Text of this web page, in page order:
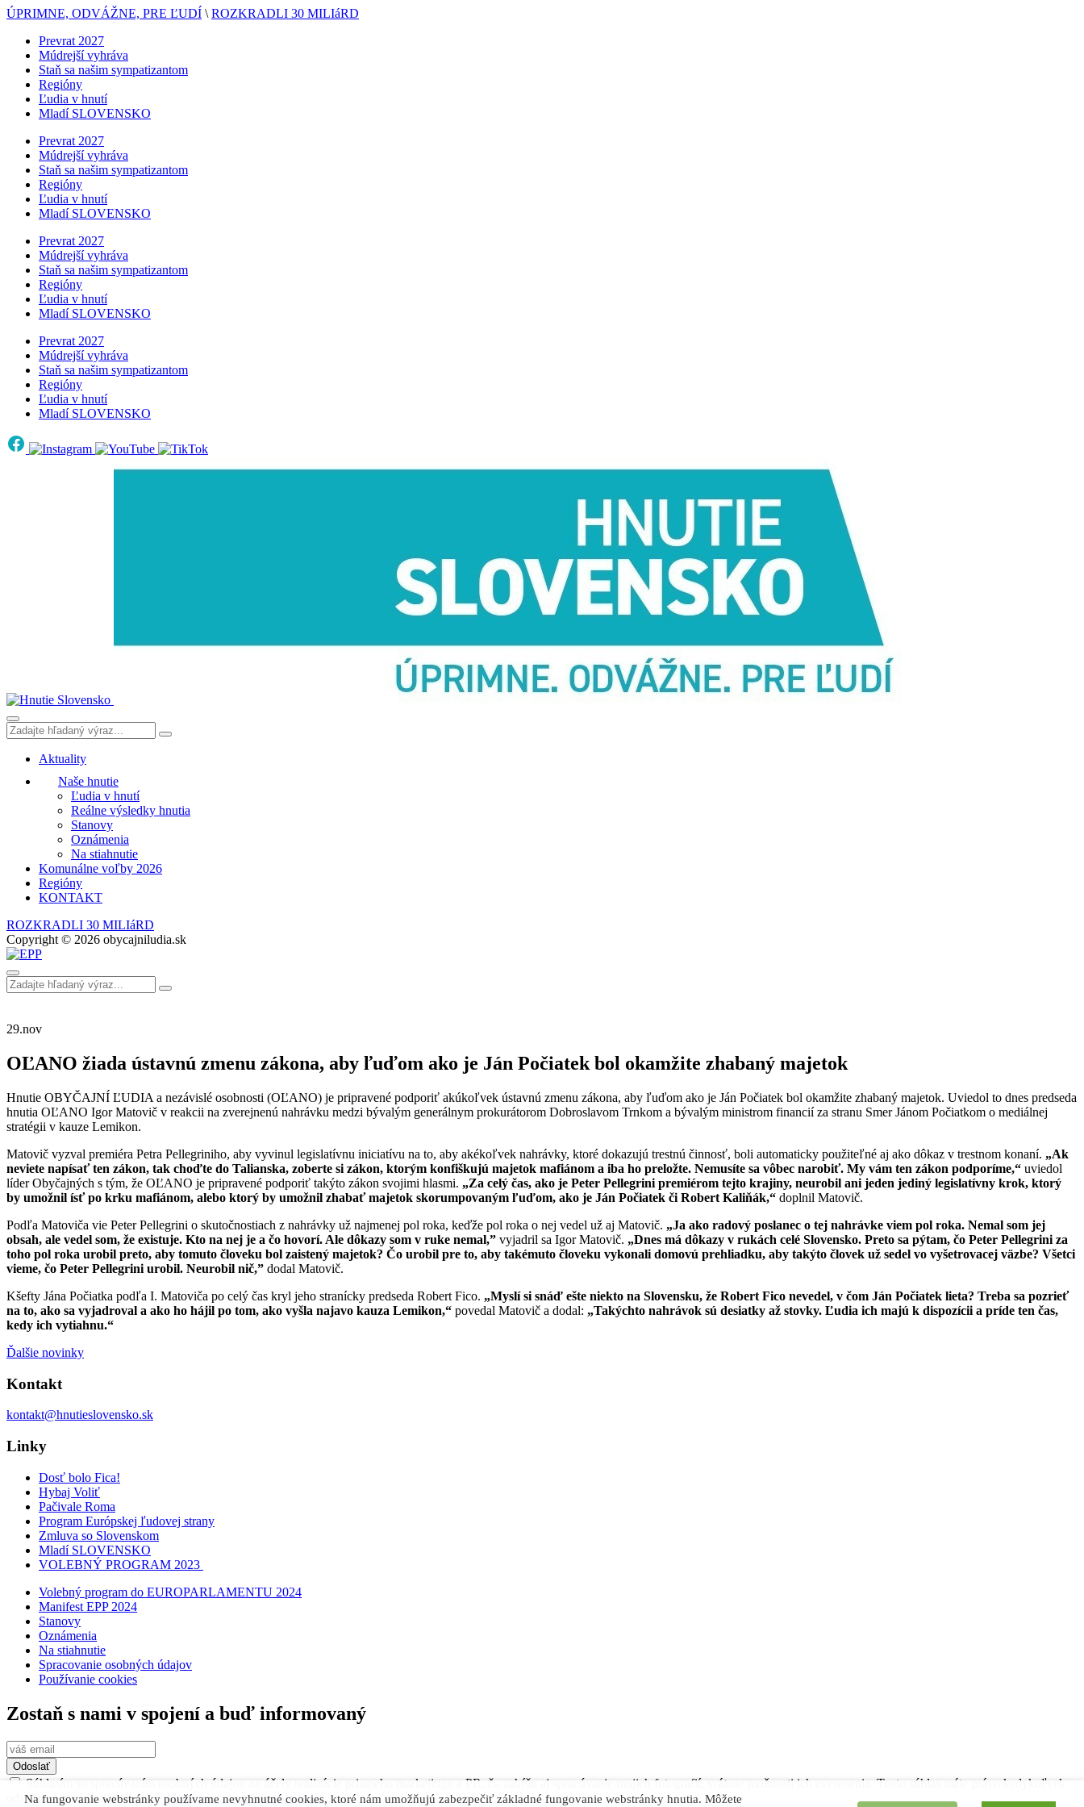
ÚPRIMNE, ODVÁŽNE, PRE ĽUDÍ \ ROZKRADLI 30 MILIáRD
Prevrat 2027
Múdrejší vyhráva
Staň sa našim sympatizantom
Regióny
Ľudia v hnutí
Mladí SLOVENSKO
Prevrat 2027
Múdrejší vyhráva
Staň sa našim sympatizantom
Regióny
Ľudia v hnutí
Mladí SLOVENSKO
Prevrat 2027
Múdrejší vyhráva
Staň sa našim sympatizantom
Regióny
Ľudia v hnutí
Mladí SLOVENSKO
Prevrat 2027
Múdrejší vyhráva
Staň sa našim sympatizantom
Regióny
Ľudia v hnutí
Mladí SLOVENSKO
Aktuality
Naše hnutie
Ľudia v hnutí
Reálne výsledky hnutia
Stanovy
Oznámenia
Na stiahnutie
Komunálne voľby 2026
Regióny
KONTAKT
ROZKRADLI 30 MILIáRD
Copyright © 2026 obycajniludia.sk
29.nov
OĽANO žiada ústavnú zmenu zákona, aby ľuďom ako je Ján Počiatek bol okamžite zhabaný majetok
Hnutie OBYČAJNÍ ĽUDIA a nezávislé osobnosti (OĽANO) je pripravené podporiť akúkoľvek ústavnú zmenu zákona, aby ľuďom ako je Ján Počiatek bol okamžite zhabaný majetok. Uviedol to dnes predseda
hnutia OĽANO Igor Matovič v reakcii na zverejnenú nahrávku medzi bývalým generálnym prokurátorom Dobroslavom Trnkom a bývalým ministrom financií za stranu Smer Jánom Počiatkom o mediálnej
stratégii v kauze Lemikon.
Matovič vyzval premiéra Petra Pellegriniho, aby vyvinul legislatívnu iniciatívu na to, aby akékoľvek nahrávky, ktoré dokazujú trestnú činnosť, boli automaticky použiteľné aj ako dôkaz v trestnom konaní. „Ak
neviete napísať ten zákon, tak choďte do Talianska, zoberte si zákon, ktorým konfiškujú majetok mafiánom a iba ho preložte. Nemusíte sa vôbec narobiť. My vám ten zákon podporíme,“ uviedol
líder Obyčajných s tým, že OĽANO je pripravené podporiť takýto zákon svojimi hlasmi. „Za celý čas, ako je Peter Pellegrini premiérom tejto krajiny, neurobil ani jeden jediný legislatívny krok, ktorý
by umožnil ísť po krku mafiánom, alebo ktorý by umožnil zhabať majetok skorumpovaným ľuďom, ako je Ján Počiatek či Robert Kaliňák,“ doplnil Matovič.
Podľa Matoviča vie Peter Pellegrini o skutočnostiach z nahrávky už najmenej pol roka, keďže pol roka o nej vedel už aj Matovič. „Ja ako radový poslanec o tej nahrávke viem pol roka. Nemal som jej
obsah, ale vedel som, že existuje. Kto na nej je a čo hovorí. Ale dôkazy som v ruke nemal,” vyjadril sa Igor Matovič. „Dnes má dôkazy v rukách celé Slovensko. Preto sa pýtam, čo Peter Pellegrini za
toho pol roka urobil preto, aby tomuto človeku bol zaistený majetok? Čo urobil pre to, aby takémuto človeku vykonali domovú prehliadku, aby takýto človek už sedel vo vyšetrovacej väzbe? Všetci
vieme, čo Peter Pellegrini urobil. Neurobil nič,” dodal Matovič.
Kšefty Jána Počiatka podľa I. Matoviča po celý čas kryl jeho stranícky predseda Robert Fico. „Myslí si snáď ešte niekto na Slovensku, že Robert Fico nevedel, v čom Ján Počiatek lieta? Treba sa pozrieť
na to, ako sa vyjadroval a ako ho hájil po tom, ako vyšla najavo kauza Lemikon,“ povedal Matovič a dodal: „Takýchto nahrávok sú desiatky až stovky. Ľudia ich majú k dispozícii a príde ten čas,
kedy ich vytiahnu.“
Ďalšie novinky
Kontakt
kontakt@hnutieslovensko.sk
Linky
Dosť bolo Fica!
Hybaj Voliť
Pačivale Roma
Program Európskej ľudovej strany
Zmluva so Slovenskom
Mladí SLOVENSKO
VOLEBNÝ PROGRAM 2023
Volebný program do EUROPARLAMENTU 2024
Manifest EPP 2024
Stanovy
Oznámenia
Na stiahnutie
Spracovanie osobných údajov
Používanie cookies
Zostaň s nami v spojení a buď informovaný
Odoslať
Súhlasím so spracúvaním osobných údajov na účely realizácie priameho marketingu a PR, čo zahŕňa aj spracúvanie mojich fotografií, vrátane možnosti ich zverenenia. Tento súhlas máte právo kedykoľvek
odvolať. Viac informácií je vPodmienkach ochrany súkromia.
Na fungovanie webstránky používame nevyhnutné cookies, ktoré nám umožňujú zabezpečiť základné fungovanie webstránky hnutia. Môžete